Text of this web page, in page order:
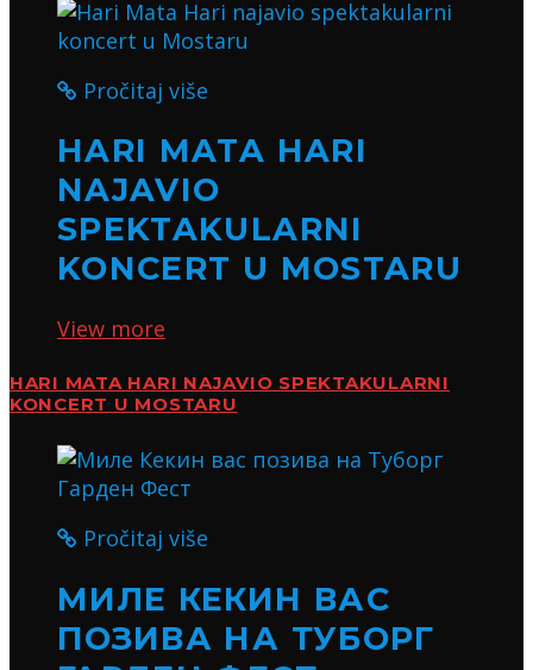
Pročitaj više
HARI MATA HARI
NAJAVIO
SPEKTAKULARNI
KONCERT U MOSTARU
View more
HARI MATA HARI NAJAVIO SPEKTAKULARNI
KONCERT U MOSTARU
Pročitaj više
МИЛЕ КЕКИН ВАС
ПОЗИВА НА ТУБОРГ